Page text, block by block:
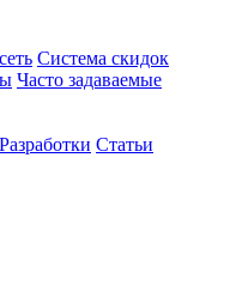
Система скидок
Часто задаваемые
Разработки Статьи